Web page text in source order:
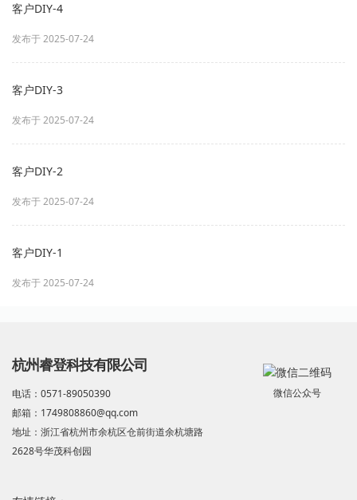
客户DIY-4
发布于 2025-07-24
客户DIY-3
发布于 2025-07-24
客户DIY-2
发布于 2025-07-24
客户DIY-1
发布于 2025-07-24
杭州睿登科技有限公司
电话：0571-89050390
邮箱：1749808860@qq.com
地址：浙江省杭州市余杭区仓前街道余杭塘路
2628号华茂科创园
微信公众号